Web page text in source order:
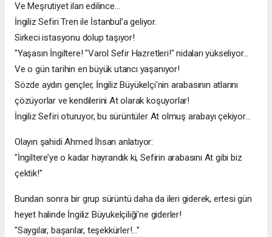
Ve Meşrutiyet ilan edilince…
İngiliz Sefiri Tren ile İstanbul’a geliyor.
Sirkeci istasyonu dolup taşıyor!
"Yaşasın İngiltere! "Varol Sefir Hazretleri!" nidaları yükseliyor...
Ve o gün tarihin en büyük utancı yaşanıyor!
Sözde aydın gençler, İngiliz Büyükelçi'nin arabasının atlarını
çözüyorlar ve kendilerini At olarak koşuyorlar!
İngiliz Sefiri oturuyor, bu sürüntüler At olmuş arabayı çekiyor...
Olayın şahidi Ahmed İhsan anlatıyor:
"İngiltere’ye o kadar hayrandık ki, Sefirin arabasını At gibi biz
çektik!"
Bundan sonra bir grup sürüntü daha da ileri giderek, ertesi gün
heyet halinde İngiliz Büyukelçiliği'ne giderler!
"Saygılar, başarılar, teşekkürler!..."